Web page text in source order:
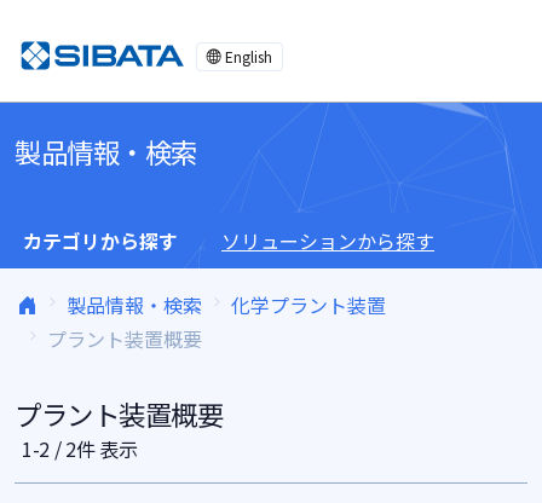
English
製品情報・検索
カテゴリから探す ソリューションから探す
製品情報・検索
化学プラント装置
プラント装置概要
プラント装置概要
1-2 / 2件 表示